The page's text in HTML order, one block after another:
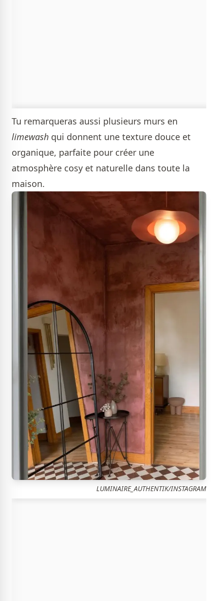
Tu remarqueras aussi plusieurs murs en
limewash qui donnent une texture douce et
organique, parfaite pour créer une
atmosphère cosy et naturelle dans toute la
maison.
LUMINAIRE_AUTHENTIK/INSTAGRAM